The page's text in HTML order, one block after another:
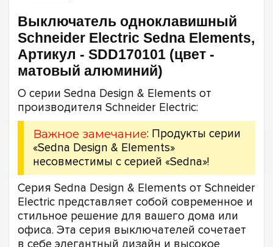
Выключатель одноклавишный
Schneider Electric Sedna Elements,
Артикул - SDD170101 (цвет -
матовый алюминий)
О серии Sedna Design & Elements от
производителя Schneider Electric:
Важное замечание: Продукты серии
«Sedna Design & Elements»
несовместимы с серией «Sedna»!
Серия Sedna Design & Elements от Schneider
Electric представляет собой современное и
стильное решение для вашего дома или
офиса. Эта серия выключателей сочетает
в себе элегантный дизайн и высокое